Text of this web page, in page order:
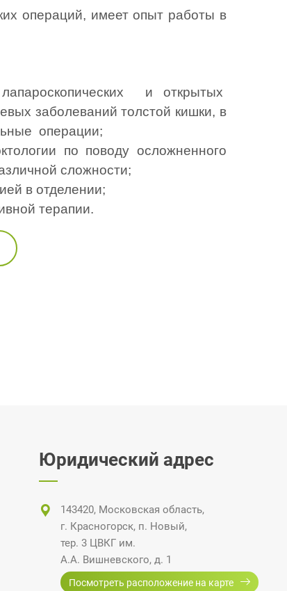
операций, имеет опыт работы в
и открытых
заболеваний толстой кишки, в
операции;
по поводу осложненного
сложности;
в отделении;
терапии.
Юридический адрес
143420, Московская область,
г. Красногорск, п. Новый,
тер. 3 ЦВКГ им.
А.А. Вишневского, д. 1
Посмотреть расположение на карте